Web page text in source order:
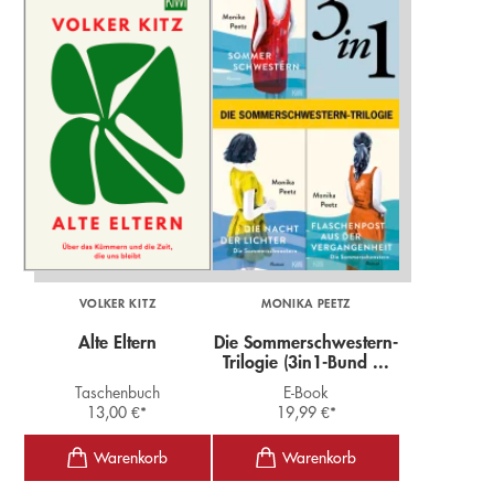
VOLKER KITZ
Alte Eltern
Taschenbuch
13,00€*
MONIKA PEETZ
Die Sommerschwestern-
Trilogie (3in1-Bund ...
E-Book
19,99 €*